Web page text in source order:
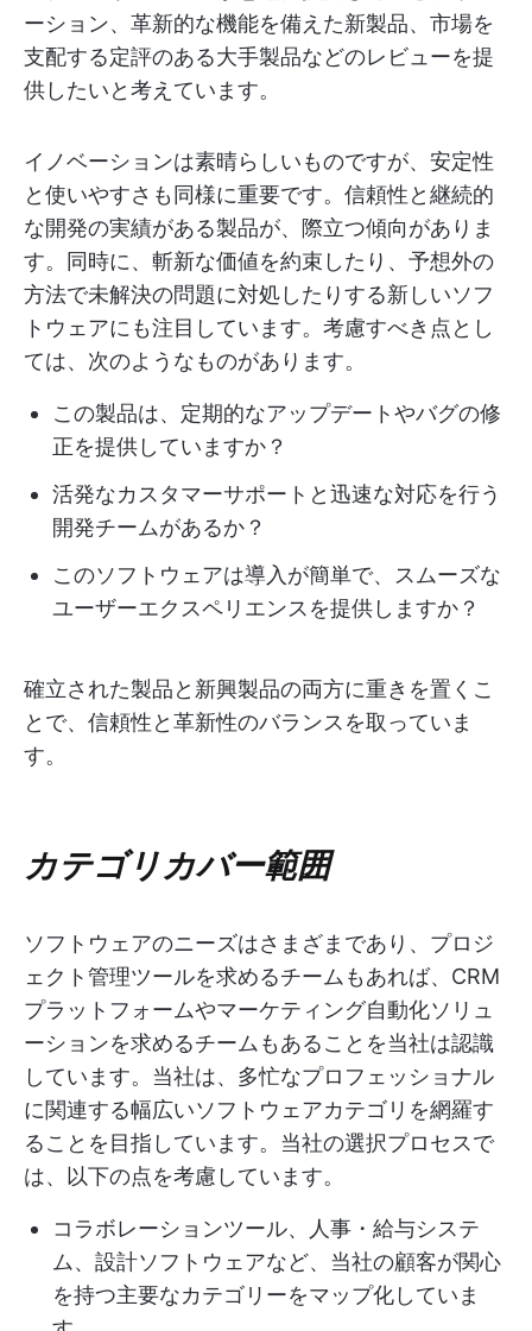
ーション、革新的な機能を備えた新製品、市場を
支配する定評のある大手製品などのレビューを提
供したいと考えています。
イノベーションは素晴らしいものですが、安定性
と使いやすさも同様に重要です。信頼性と継続的
な開発の実績がある製品が、際立つ傾向がありま
す。同時に、斬新な価値を約束したり、予想外の
方法で未解決の問題に対処したりする新しいソフ
トウェアにも注目しています。考慮すべき点とし
ては、次のようなものがあります。
この製品は、定期的なアップデートやバグの修
正を提供していますか？
活発なカスタマーサポートと迅速な対応を行う
開発チームがあるか？
このソフトウェアは導入が簡単で、スムーズな
ユーザーエクスペリエンスを提供しますか？
確立された製品と新興製品の両方に重きを置くこ
とで、信頼性と革新性のバランスを取っていま
す。
カテゴリカバー範囲
ソフトウェアのニーズはさまざまであり、プロジ
ェクト管理ツールを求めるチームもあれば、CRM
プラットフォームやマーケティング自動化ソリュ
ーションを求めるチームもあることを当社は認識
しています。当社は、多忙なプロフェッショナル
に関連する幅広いソフトウェアカテゴリを網羅す
ることを目指しています。当社の選択プロセスで
は、以下の点を考慮しています。
コラボレーションツール、人事・給与システ
ム、設計ソフトウェアなど、当社の顧客が関心
を持つ主要なカテゴリーをマップ化していま